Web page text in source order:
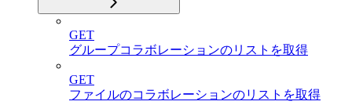
GET
グループコラボレーションのリストを取得
GET
ファイルのコラボレーションのリストを取得